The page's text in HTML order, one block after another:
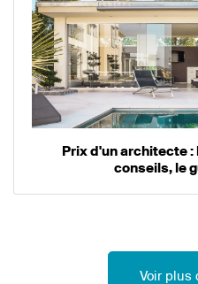
Prix d'un architecte
conseils, le
Voir plus